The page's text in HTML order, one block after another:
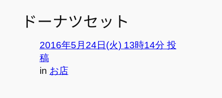
ドーナツセット
2016年5月24日(火) 13時14分 投
稿
in お店